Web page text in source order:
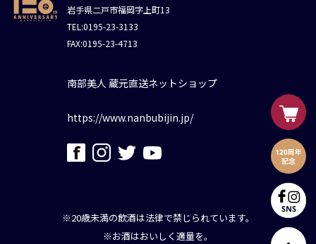
岩手県二戸市福岡字上町13
TEL:0195-23-3133
FAX:0195-23-4713
南部美人 蔵元直送ネットショップ
https://www.nanbubijin.jp/
※20歳未満の飲酒は法律で禁じられています。
※お酒はおいしく適量を。